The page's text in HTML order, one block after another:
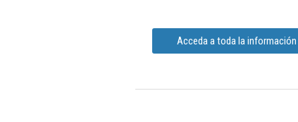
Acceda a toda la información